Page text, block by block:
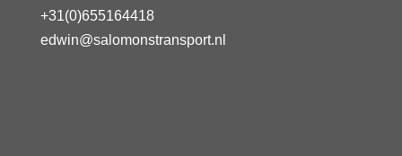
+31(0)655164418
edwin@salomonstransport.nl